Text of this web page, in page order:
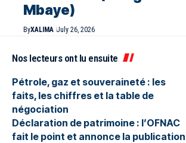
Mbaye)
ByXALIMA July 26, 2026
Nos lecteurs ont lu ensuite
Pétrole, gaz et souveraineté : les
faits, les chiffres et la table de
négociation
Déclaration de patrimoine : l’OFNAC
fait le point et annonce la publication